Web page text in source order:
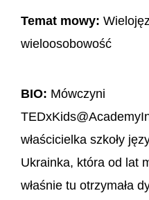
Temat mowy:
wieloosobowość
BIO: Mówczyni
właścicielka szkoły
Ukrainka, która od lat
właśnie tu otrzymała